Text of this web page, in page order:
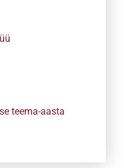
teema-aasta